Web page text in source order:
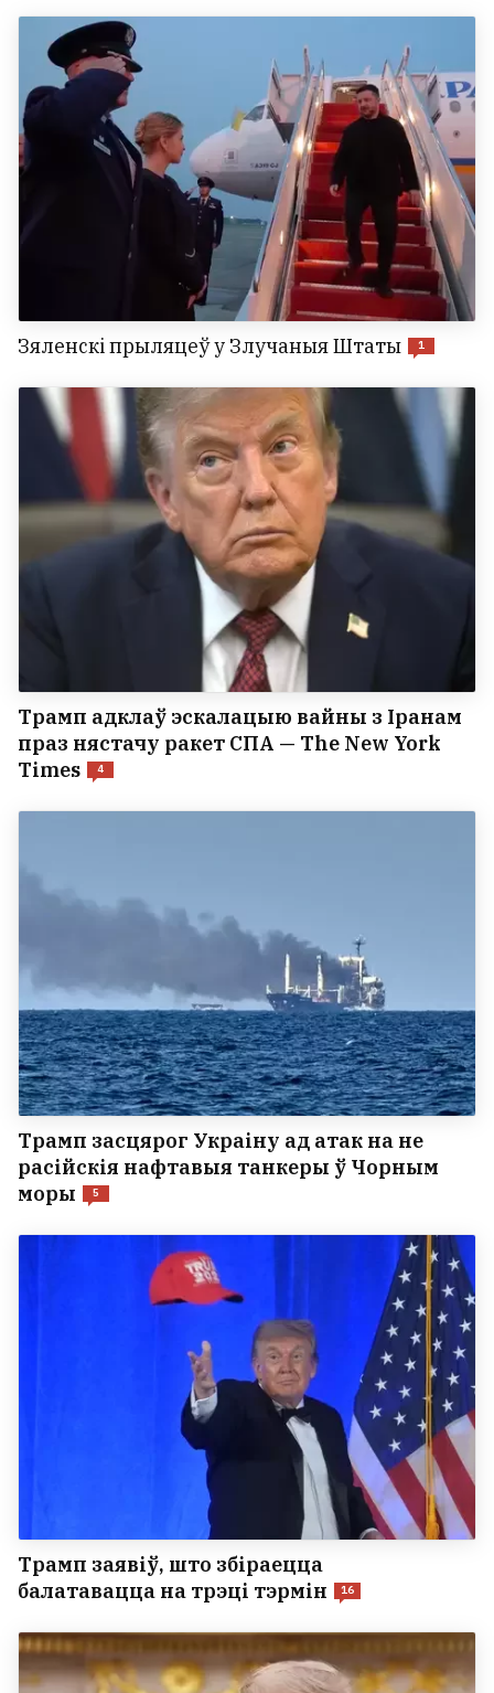
Зяленскі прыляцеў у Злучаныя Штаты 1
Трамп адклаў эскалацыю вайны з Іранам
праз нястачу ракет СПА — The New York
Times
4
Трамп засцярог Украіну ад атак на не
расійскія нафтавыя танкеры ў Чорным
моры
5
Трамп заявіў, што збіраецца
балатавацца на трэці тэрмін
16